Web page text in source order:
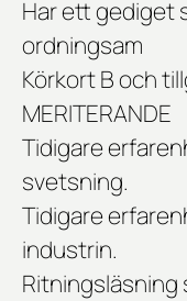
Har ett gediget
ordningsam
Körkort B och
MERITERANDE
Tidigare
svetsning.
Tidigare
industrin.
Ritningsläsning